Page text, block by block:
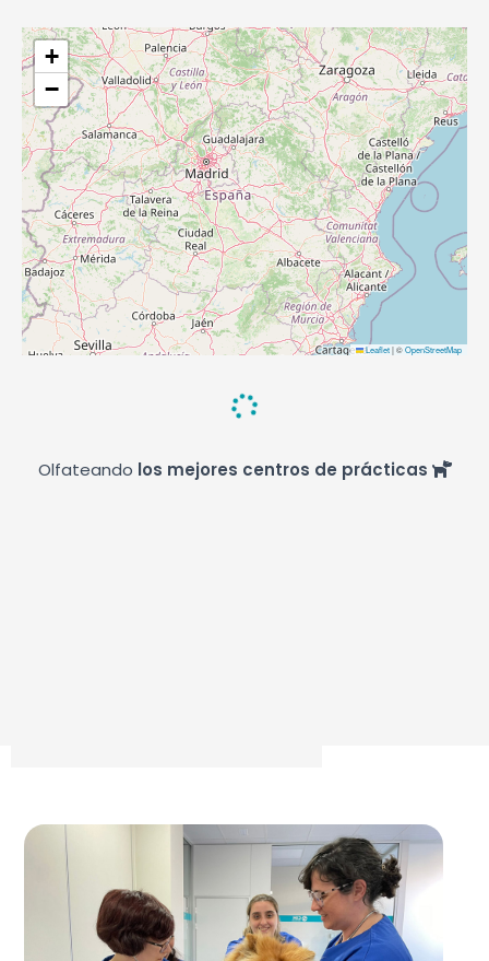
+
−
Leaflet|©OpenStreetMap
Olfateando los mejores centros de prácticas